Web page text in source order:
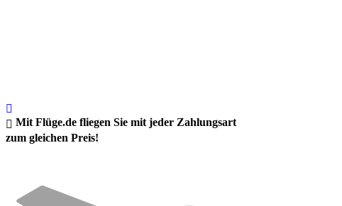
Mit Flüge.de fliegen Sie mit jeder Zahlungsart
zum gleichen Preis!